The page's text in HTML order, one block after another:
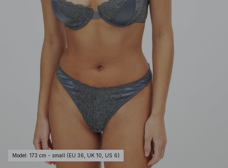
Model : 173 cm - small (EU 36, UK 10, US 6)